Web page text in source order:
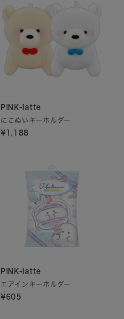
PINK-latte
にこぬいキーホルダー
¥1,188
PINK-latte
エアインキーホルダー
¥605